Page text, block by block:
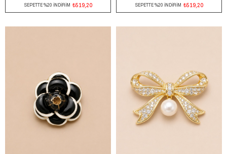
SEPETTE %20 İNDİRİM ₺519,20 SEPETTE %20 İNDİRİM ₺519,20